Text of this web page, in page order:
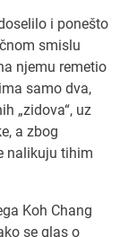
i ponešto
smislu
njemu remetio
samo dva,
„zidova“, uz
a zbog
nalikuju tihim
Koh Chang
se glas o